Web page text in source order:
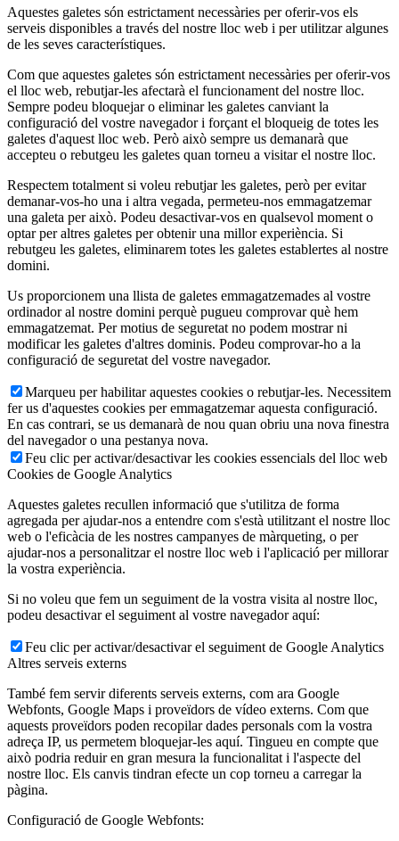
Aquestes galetes són estrictament necessàries per oferir-vos els
serveis disponibles a través del nostre lloc web i per utilitzar algunes
de les seves característiques.
Com que aquestes galetes són estrictament necessàries per oferir-vos
el lloc web, rebutjar-les afectarà el funcionament del nostre lloc.
Sempre podeu bloquejar o eliminar les galetes canviant la
configuració del vostre navegador i forçant el bloqueig de totes les
galetes d'aquest lloc web. Però això sempre us demanarà que
accepteu o rebutgeu les galetes quan torneu a visitar el nostre lloc.
Respectem totalment si voleu rebutjar les galetes, però per evitar
demanar-vos-ho una i altra vegada, permeteu-nos emmagatzemar
una galeta per això. Podeu desactivar-vos en qualsevol moment o
optar per altres galetes per obtenir una millor experiència. Si
rebutgeu les galetes, eliminarem totes les galetes establertes al nostre
domini.
Us proporcionem una llista de galetes emmagatzemades al vostre
ordinador al nostre domini perquè pugueu comprovar què hem
emmagatzemat. Per motius de seguretat no podem mostrar ni
modificar les galetes d'altres dominis. Podeu comprovar-ho a la
configuració de seguretat del vostre navegador.
Marqueu per habilitar aquestes cookies o rebutjar-les. Necessitem
fer us d'aquestes cookies per emmagatzemar aquesta configuració.
En cas contrari, se us demanarà de nou quan obriu una nova finestra
del navegador o una pestanya nova.
Feu clic per activar/desactivar les cookies essencials del lloc web
Cookies de Google Analytics
Aquestes galetes recullen informació que s'utilitza de forma
agregada per ajudar-nos a entendre com s'està utilitzant el nostre lloc
web o l'eficàcia de les nostres campanyes de màrqueting, o per
ajudar-nos a personalitzar el nostre lloc web i l'aplicació per millorar
la vostra experiència.
Si no voleu que fem un seguiment de la vostra visita al nostre lloc,
podeu desactivar el seguiment al vostre navegador aquí:
Feu clic per activar/desactivar el seguiment de Google Analytics
Altres serveis externs
També fem servir diferents serveis externs, com ara Google
Webfonts, Google Maps i proveïdors de vídeo externs. Com que
aquests proveïdors poden recopilar dades personals com la vostra
adreça IP, us permetem bloquejar-les aquí. Tingueu en compte que
això podria reduir en gran mesura la funcionalitat i l'aspecte del
nostre lloc. Els canvis tindran efecte un cop torneu a carregar la
pàgina.
Configuració de Google Webfonts: